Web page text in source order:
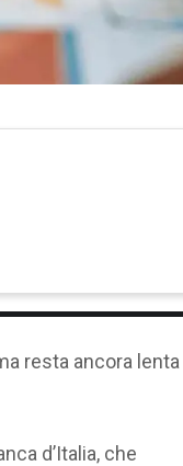
resta ancora lenta
d’Italia, che